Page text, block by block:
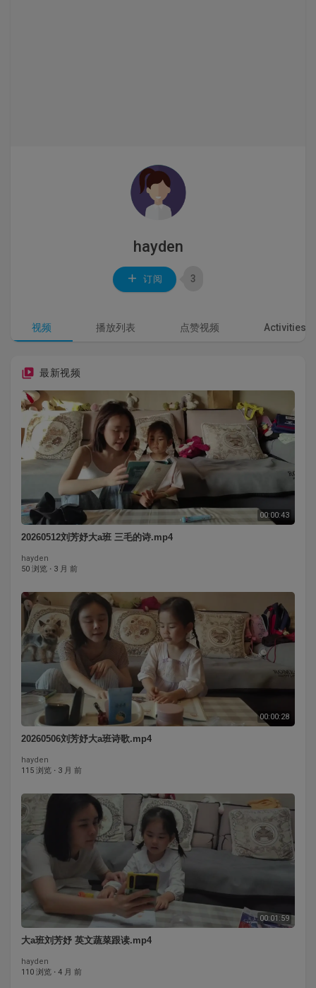
hayden
订阅 3
视频 播放列表 点赞视频 Activities
最新视频
00:00:43
20260512刘芳妤大a班 三毛的诗.mp4
hayden
50 浏览 · 3 月 前
00:00:28
20260506刘芳妤大a班诗歌.mp4
hayden
115 浏览 · 3 月 前
00:01:59
大a班刘芳妤 英文蔬菜跟读.mp4
hayden
110 浏览 · 4 月 前